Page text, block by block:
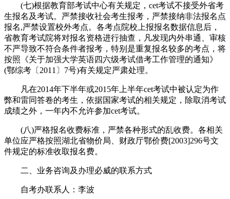
(七)根据教育部考试中心有关规定，cet考试不接受外省考
生报名及考试。严禁接收社会考生报考，严禁接纳非法报名点
报名,严禁设置校外考点。各考点院校上报报名数据信息后，
省教育考试院将对报名资格进行抽查，凡发现内外串通、审核
不严导致不符合条件者报考，特别是重复报名较多的考点，将
按照《关于加强大学英语四六级考试借考工作管理的通知》
(鄂综考〔2011〕7号)有关规定严肃处理。
凡在2014年下半年或2015年上半年cet考试中被认定为作
弊和雷同答卷的考生，依据国家考试的相关规定，除取消考试
成绩之外，一年内不允许参加cet考试。
(八)严格报名收费标准，严禁各种形式的乱收费。各相关
单位应严格按照湖北省物价局、财政厅鄂价费[2003]296号文
件规定的标准收取报名费。
二、业务咨询及办理必威的联系方式
自考办联系人：李波